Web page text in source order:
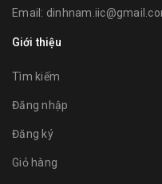
Email:
Giới thiệu
Tìm kiếm
Đăng nhập
Đăng ký
Giỏ hàng